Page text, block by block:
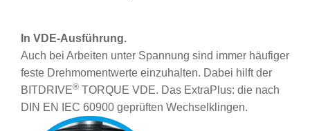
In VDE-Ausführung.
Auch bei Arbeiten unter Spannung sind immer häufiger
feste Drehmomentwerte einzuhalten. Dabei hilft der
BITDRIVE® TORQUE VDE. Das Extra­Plus: die nach
DIN EN IEC 60900 geprüften Wechselklingen.